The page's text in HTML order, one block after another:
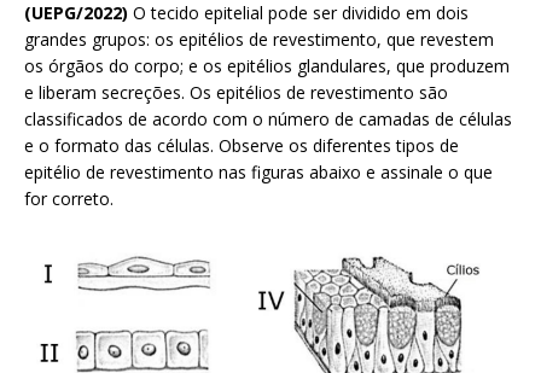
(UEPG/2022) O tecido epitelial pode ser dividido em dois
grandes grupos: os epitélios de revestimento, que revestem
os órgãos do corpo; e os epitélios glandulares, que produzem
e liberam secreções. Os epitélios de revestimento são
classificados de acordo com o número de camadas de células
e o formato das células. Observe os diferentes tipos de
epitélio de revestimento nas figuras abaixo e assinale o que
for correto.